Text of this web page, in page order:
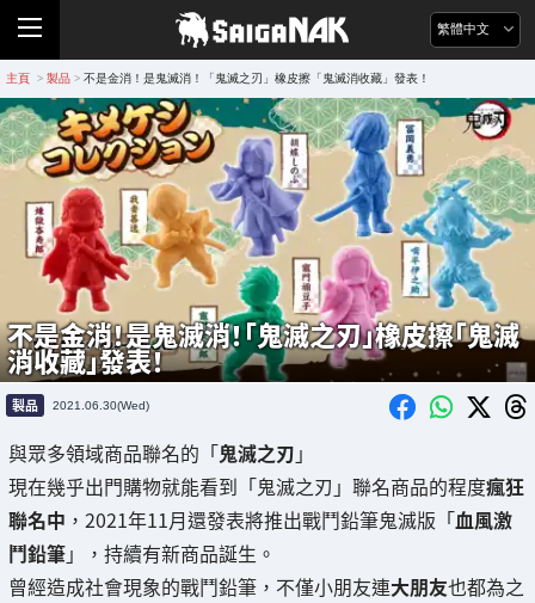
繁體中文
主頁 > 製品 > 不是金消！是鬼滅消！「鬼滅之刃」橡皮擦「鬼滅消收藏」發表！
不是金消！是鬼滅消！「鬼滅之刃」橡皮擦「鬼滅
消收藏」發表！
製品 2021.06.30(Wed)
與眾多領域商品聯名的「鬼滅之刃 」
現在幾乎出門購物就能看到「鬼滅之刃」聯名商品的程度瘋狂
聯名中 ，2021年11月還發表將推出戰鬥鉛筆鬼滅版「血風激
鬥鉛筆」，持續有新商品誕生。
曾經造成社會現象的戰鬥鉛筆，不僅小朋友連大朋友也都為之